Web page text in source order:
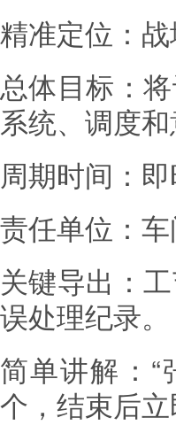
精准定位：
总体目标：
系统、调度和
周期时间：即
责任单位：车
关键导出：
误处理纪录。
简单讲解：
个，结束后